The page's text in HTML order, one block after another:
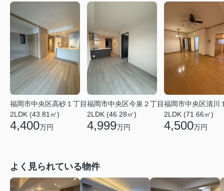
福岡市中央区高砂１丁目
2LDK (43.81㎡)
4,400万円
福岡市中央区今泉２丁目
2LDK (46.28㎡)
4,999万円
福岡市中央区清川
2LDK (71.66㎡)
4,500万円
よく見られている物件